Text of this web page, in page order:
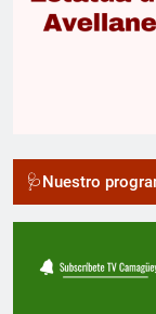
🩺Nuestro